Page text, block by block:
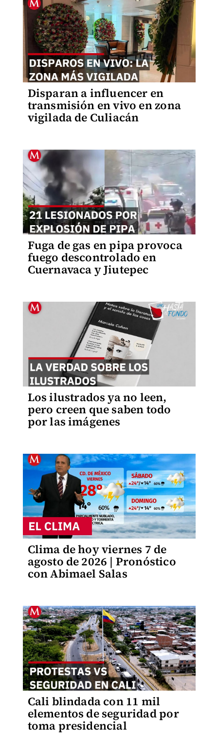
Disparan a influencer en
transmisión en vivo en zona
vigilada de Culiacán
Fuga de gas en pipa provoca
fuego descontrolado en
Cuernavaca y Jiutepec
Los ilustrados ya no leen,
pero creen que saben todo
por las imágenes
Clima de hoy viernes 7 de
agosto de 2026 | Pronóstico
con Abimael Salas
Cali blindada con 11 mil
elementos de seguridad por
toma presidencial